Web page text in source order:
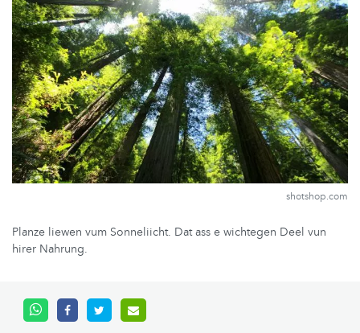
shotshop.com
Planze liewen vum Sonneliicht. Dat ass e wichtegen Deel vun
hirer Nahrung.